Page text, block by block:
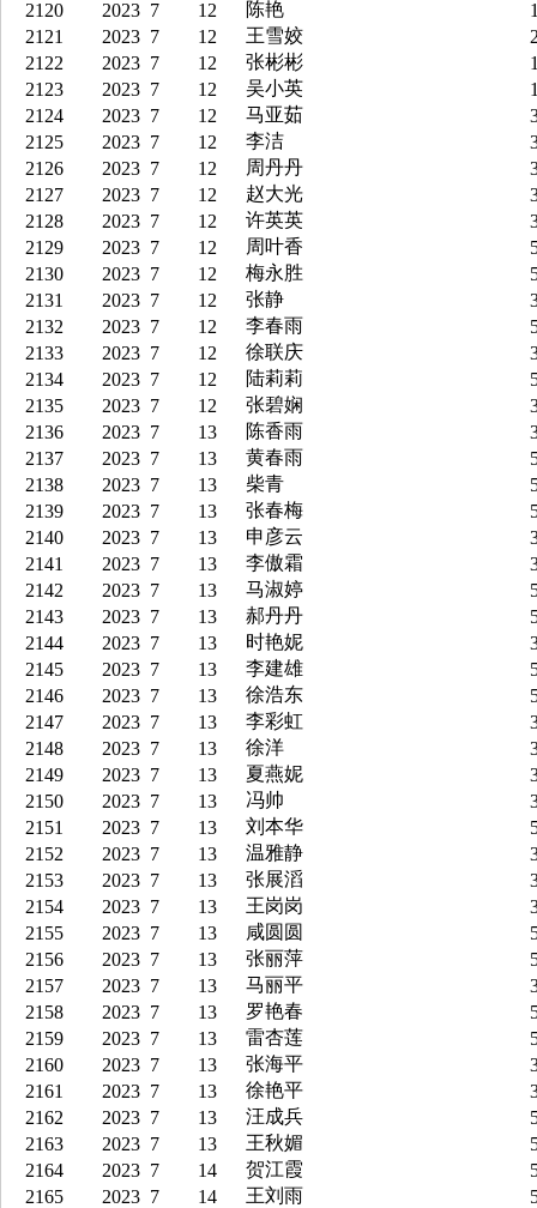
2120
2023 7 12 陈艳
2121
2023 7 12 王雪姣
2122
2023 7 12 张彬彬
2123
2023 7 12 吴小英
2124
2023 7 12 马亚茹
2125
2023 7 12 李洁
2126
2023 7 12 周丹丹
2127
2023 7 12 赵大光
2128
2023 7 12 许英英
2129
2023 7 12 周叶香
2130
2023 7 12 梅永胜
2131
2023 7 12 张静
2132
2023 7 12 李春雨
2133
2023 7 12 徐联庆
2134
2023 7 12 陆莉莉
2135
2023 7 12 张碧娴
2136
2023 7 13 陈香雨
2137
2023 7 13 黄春雨
2138
2023 7 13 柴青
2139
2023 7 13 张春梅
2140
2023 7 13 申彦云
2141
2023 7 13 李傲霜
2142
2023 7 13 马淑婷
2143
2023 7 13 郝丹丹
2144
2023 7 13 时艳妮
2145
2023 7 13 李建雄
2146
2023 7 13 徐浩东
2147
2023 7 13 李彩虹
2148
2023 7 13 徐洋
2149
2023 7 13 夏燕妮
2150
2023 7 13 冯帅
2151
2023 7 13 刘本华
2152
2023 7 13 温雅静
2153
2023 7 13 张展滔
2154
2023 7 13 王岗岗
2155
2023 7 13 咸圆圆
2156
2023 7 13 张丽萍
2157
2023 7 13 马丽平
2158
2023 7 13 罗艳春
2159
2023 7 13 雷杏莲
2160
2023 7 13 张海平
2161
2023 7 13 徐艳平
2162
2023 7 13 汪成兵
2163
2023 7 13 王秋媚
2164
2023 7 14 贺江霞
2165
2023 7 14 王刘雨